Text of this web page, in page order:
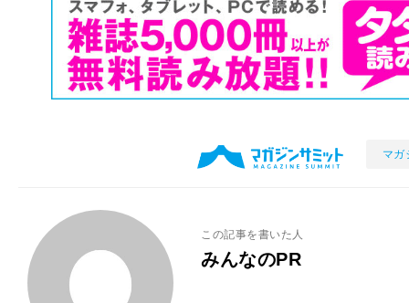
マガ
この記事を書いた人
みんなのPR